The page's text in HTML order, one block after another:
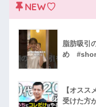
NEW♡
脂肪吸引
め
【オスス
受けた方